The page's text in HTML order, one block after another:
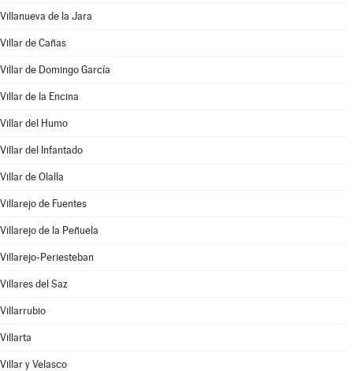
Villanueva de la Jara
Villar de Cañas
Villar de Domingo García
Villar de la Encina
Villar del Humo
Villar del Infantado
Villar de Olalla
Villarejo de Fuentes
Villarejo de la Peñuela
Villarejo-Periesteban
Villares del Saz
Villarrubio
Villarta
Villar y Velasco